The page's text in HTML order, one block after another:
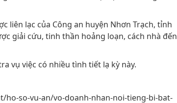
liên lạc của Công an huyện Nhơn Trạch, tỉnh
giải cứu, tinh thần hoảng loạn, cách nhà đến
vụ việc có nhiều tình tiết lạ kỳ này.
so-vu-an/vo-doanh-nhan-noi-tieng-bi-bat-